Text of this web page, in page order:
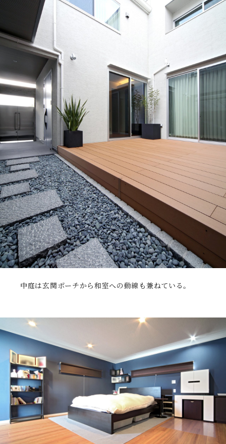
中庭は玄関ポーチから和室への動線も兼ねている。